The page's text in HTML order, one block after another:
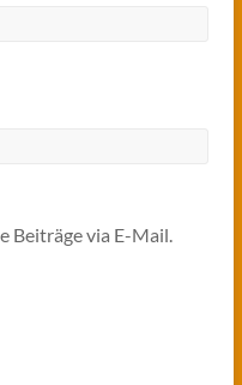
Beiträge via E-Mail.